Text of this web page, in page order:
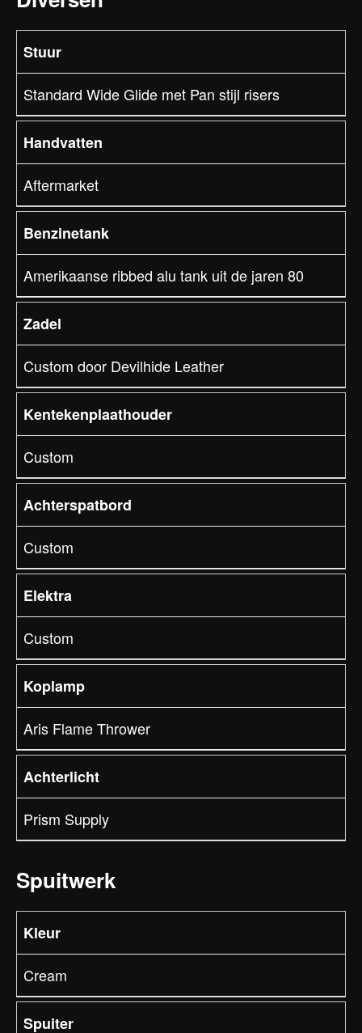
Stuur
Standard Wide Glide met Pan stijl risers
Handvatten
Aftermarket
Benzinetank
Amerikaanse ribbed alu tank uit de jaren 80
Zadel
Custom door Devilhide Leather
Kentekenplaathouder
Custom
Achterspatbord
Custom
Elektra
Custom
Koplamp
Aris Flame Thrower
Achterlicht
Prism Supply
Spuitwerk
Kleur
Cream
Spuiter